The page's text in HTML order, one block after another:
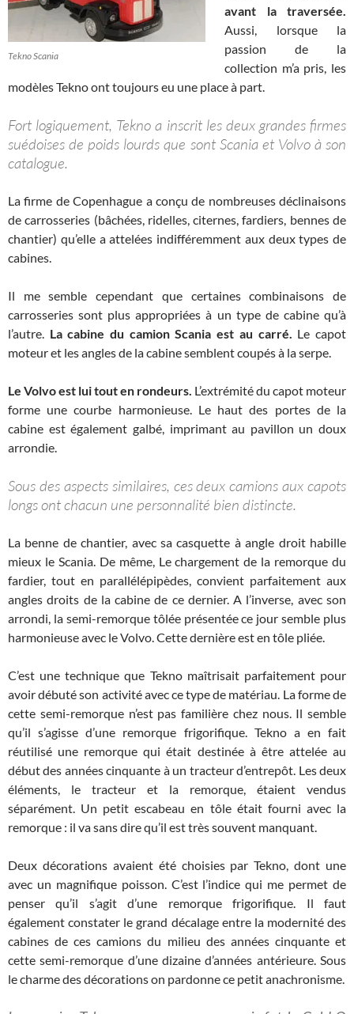
Tekno Scania
avant la traversée.
Aussi, lorsque la
passion de la
collection m’a pris, les
modèles Tekno ont toujours eu une place à part.
Fort logiquement, Tekno a inscrit les deux grandes firmes
suédoises de poids lourds que sont Scania et Volvo à son
catalogue.
La firme de Copenhague a conçu de nombreuses déclinaisons
de carrosseries (bâchées, ridelles, citernes, fardiers, bennes de
chantier) qu’elle a attelées indifféremment aux deux types de
cabines.
Il me semble cependant que certaines combinaisons de
carrosseries sont plus appropriées à un type de cabine qu’à
l’autre. La cabine du camion Scania est au carré.
Le capot
moteur et les angles de la cabine semblent coupés à la serpe.
Le Volvo est lui tout en rondeurs. L’extrémité du capot moteur
forme une courbe harmonieuse. Le haut des portes de la
cabine est également galbé, imprimant au pavillon un doux
arrondie.
Sous des aspects similaires, ces deux camions aux capots
longs ont chacun une personnalité bien distincte.
La benne de chantier, avec sa casquette à angle droit habille
mieux le Scania. De même, Le chargement de la remorque du
fardier, tout en parallélépipèdes, convient parfaitement aux
angles droits de la cabine de ce dernier. A l’inverse, avec son
arrondi, la semi-remorque tôlée présentée ce jour semble plus
harmonieuse avec le Volvo. Cette dernière est en tôle pliée.
C’est une technique que Tekno maîtrisait parfaitement pour
avoir débuté son activité avec ce type de matériau. La forme de
cette semi-remorque n’est pas familière chez nous. Il semble
qu’il s’agisse d’une remorque frigorifique. Tekno a en fait
réutilisé une remorque qui était destinée à être attelée au
début des années cinquante à un tracteur d’entrepôt. Les deux
éléments, le tracteur et la remorque, étaient vendus
séparément. Un petit escabeau en tôle était fourni avec la
remorque : il va sans dire qu’il est très souvent manquant.
Deux décorations avaient été choisies par Tekno, dont une
avec un magnifique poisson. C’est l’indice qui me permet de
penser qu’il s’agit d’une remorque frigorifique. Il faut
également constater le grand décalage entre la modernité des
cabines de ces camions du milieu des années cinquante et
cette semi-remorque d’une dizaine d’années antérieure. Sous
le charme des décorations on pardonne ce petit anachronisme.